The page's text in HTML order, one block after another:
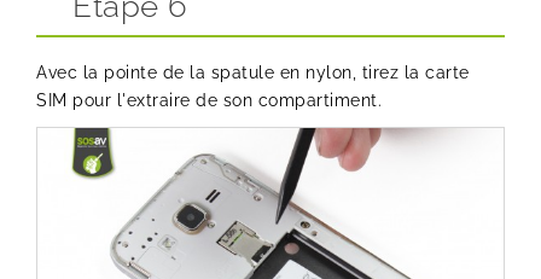
Avec la pointe de la spatule en nylon, tirez la carte
SIM pour l'extraire de son compartiment.